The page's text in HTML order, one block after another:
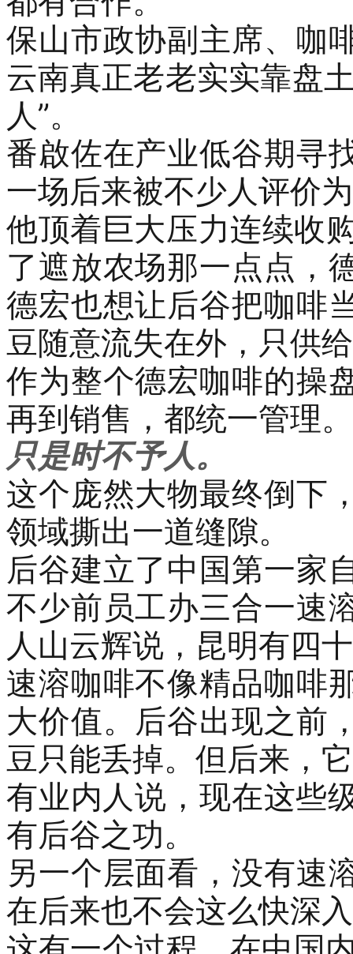
保山市政协副主席、咖
云南真正老老实实靠盘
人”。
番啟佐在产业低谷期寻
一场后来被不少人评价为
他顶着巨大压力连续收
了遮放农场那一点点，
德宏也想让后谷把咖啡
豆随意流失在外 ， 只供
作为整个德宏咖啡的操
再到销售，都统一管理。
只是时不予人。
这个庞然大物最终倒下
领域撕出一道缝隙。
后谷建立了中国第一家
不少前员工办三合一速
人山云辉说， 昆明有四
速溶咖啡不像精品咖啡
大价值。后谷出现之前
豆只能丢掉。 但后来，
有业内人说， 现在这些
有后谷之功。
另一个层面看，没有速
在后来也不会这么快深